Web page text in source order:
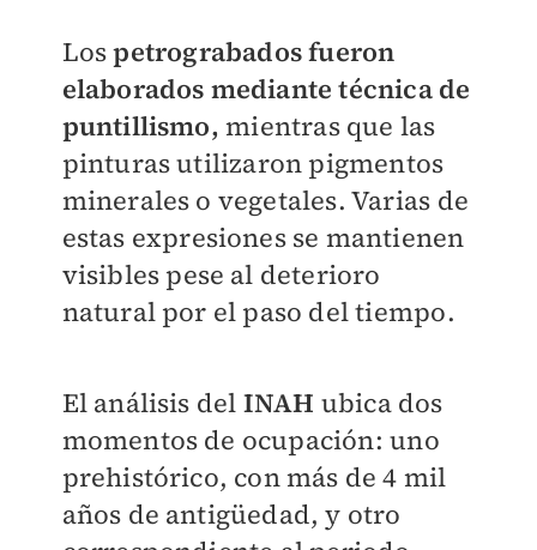
Lospetrograbados fueron
elaborados mediante técnica de
puntillismo, mientras que las
pinturas utilizaron pigmentos
minerales o vegetales. Varias de
estas expresiones se mantienen
visibles pese al deterioro
natural por el paso del tiempo.
El análisis del INAH ubica dos
momentos de ocupación: uno
prehistórico, con más de 4 mil
años de antigüedad, y otro